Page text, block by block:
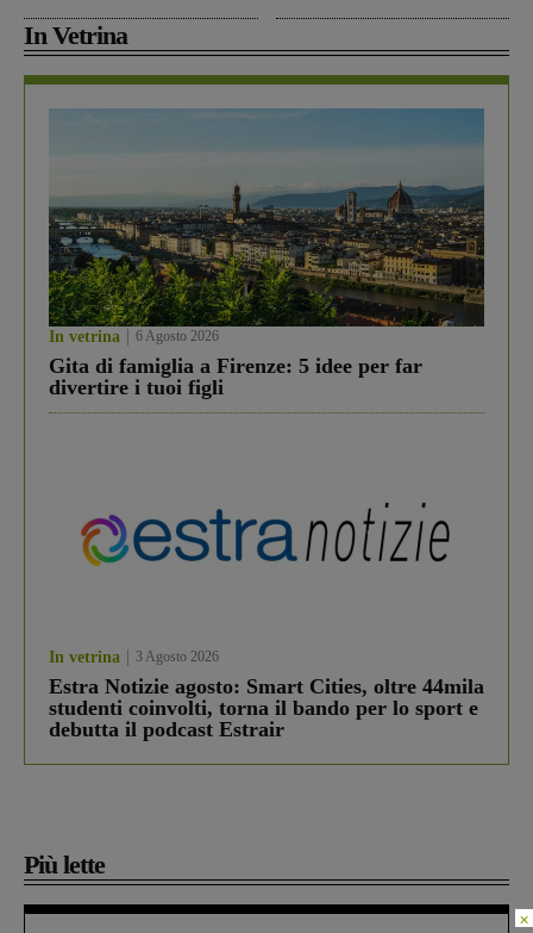
In Vetrina
In vetrina 6 Agosto 2026
Gita di famiglia a Firenze: 5 idee per far
divertire i tuoi figli
In vetrina 3 Agosto 2026
Estra Notizie agosto: Smart Cities, oltre 44mila
studenti coinvolti, torna il bando per lo sport e
debutta il podcast Estrair
Più lette
×